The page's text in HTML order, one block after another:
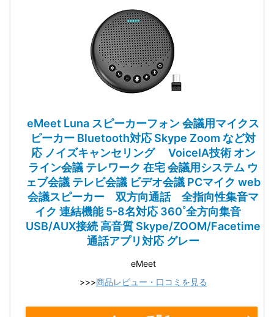
eMeet Luna スピーカーフォン 会議用マイクス
ピーカー Bluetooth対応 Skype Zoom など対
応 ノイズキャンセリング VoiceIA技術 オン
ライン会議 テレワーク 在宅 会議用システム ウ
ェブ会議 テレビ会議 ビデオ会議 PCマイク web
会議スピーカー 双方向通話 全指向性集音マ
イク 連結機能 5-8名対応 360˚全方向集音
USB/AUX接続 高音質 Skype/ZOOM/Facetime
通話アプリ対応 グレー
eMeet
>>>商品レビュー・口コミを見る